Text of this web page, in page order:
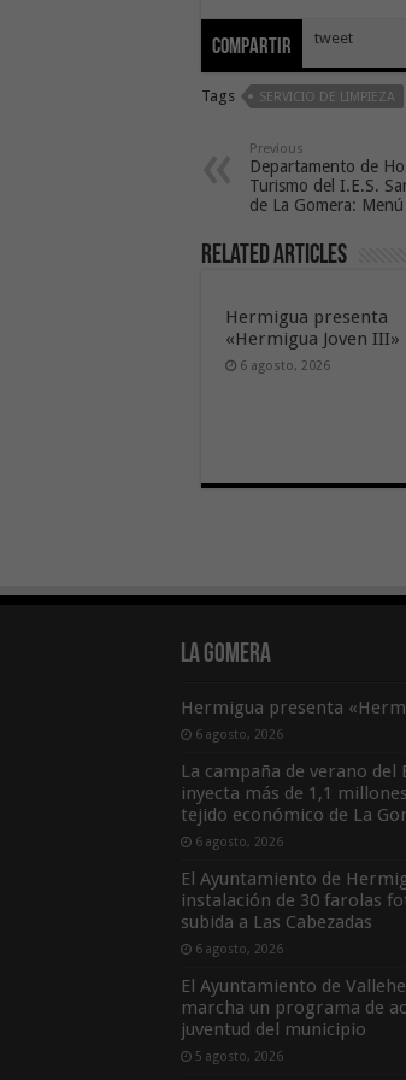
Compartir tweet
Tags SERVICIO DE LIMPIEZA
Previous
Departamento de
Turismo del I.E.S.
de La Gomera:
Related Articles
Hermigua presenta
«Hermigua Joven III»
6 agosto, 2026
La Gomera
Hermigua presenta
6 agosto, 2026
La campaña de verano del
inyecta más de 1,1
tejido económico de La
6 agosto, 2026
El Ayuntamiento de
instalación de 30 farolas
subida a Las Cabezadas
6 agosto, 2026
El Ayuntamiento de
marcha un programa de
juventud del municipio
5 agosto, 2026